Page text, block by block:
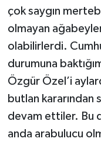
çok saygın
olmayan
olabilirlerdi.
durumuna
Özgür Özel’i
butlan kararından
devam ettiler. Bu
anda arabulucu